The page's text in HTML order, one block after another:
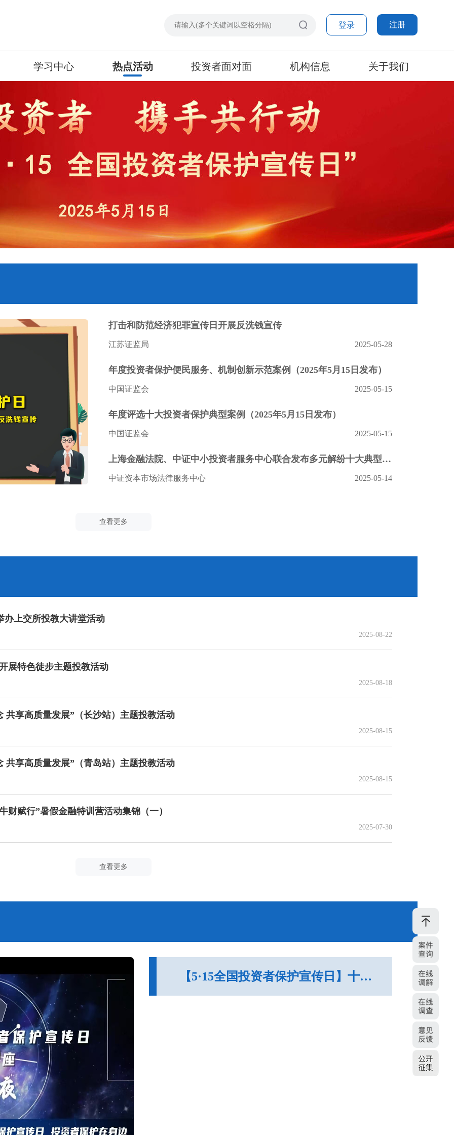
登录 注册
学习中心 热点活动 投资者面对面 机构信息 关于我们
打击和防范经济犯罪宣传日开展反洗钱宣传
江苏证监局 2025-05-28
年度投资者保护便民服务、机制创新示范案例（2025年5月15日发布）
中国证监会 2025-05-15
年度评选十大投资者保护典型案例（2025年5月15日发布）
中国证监会 2025-05-15
上海金融法院、中证中小投资者服务中心联合发布多元解纷十大典型案例
中证资本市场法律服务中心 2025-05-14
查看更多
办上交所投教大讲堂活动
2025-08-22
展特色徒步主题投教活动
2025-08-18
共享高质量发展”（长沙站）主题投教活动
2025-08-15
共享高质量发展”（青岛站）主题投教活动
2025-08-15
财赋行”暑假金融特训营活动集锦（一）
2025-07-30
查看更多
【5·15全国投资者保护宣传日】十二星座防非之夜